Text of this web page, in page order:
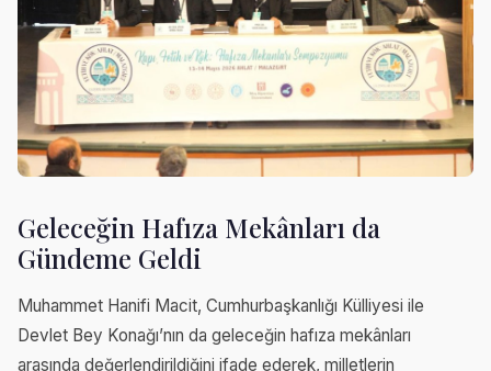
Geleceğin Hafıza Mekânları da
Gündeme Geldi
Muhammet Hanifi Macit, Cumhurbaşkanlığı Külliyesi ile
Devlet Bey Konağı’nın da geleceğin hafıza mekânları
arasında değerlendirildiğini ifade ederek, milletlerin